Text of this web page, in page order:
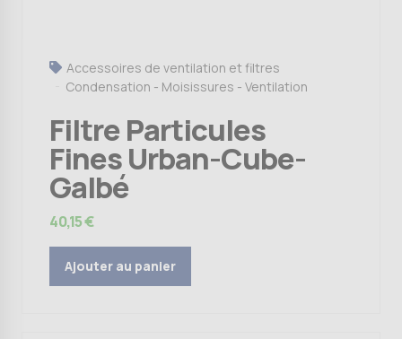
Accessoires de ventilation et filtres
Condensation - Moisissures - Ventilation
Filtre Particules
Fines Urban-Cube-
Galbé
40,15€
Ajouter au panier